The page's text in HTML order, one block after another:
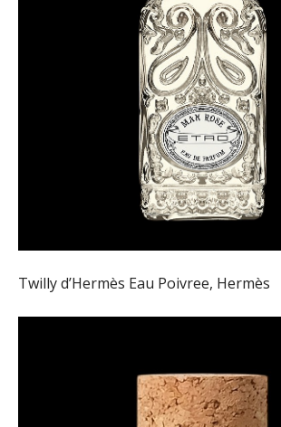
Twilly d’Hermès Eau Poivree, Hermès